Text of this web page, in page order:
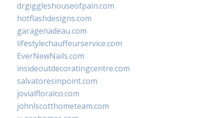
drgiggleshouseofpain.com
hotflashdesigns.com
garagenadeau.com
lifestylechauffeurservice.com
EverNewNails.com
insideoutdecoratingcentre.com
salvatoresinpoint.com
jovialfloralco.com
johnlscotthometeam.com